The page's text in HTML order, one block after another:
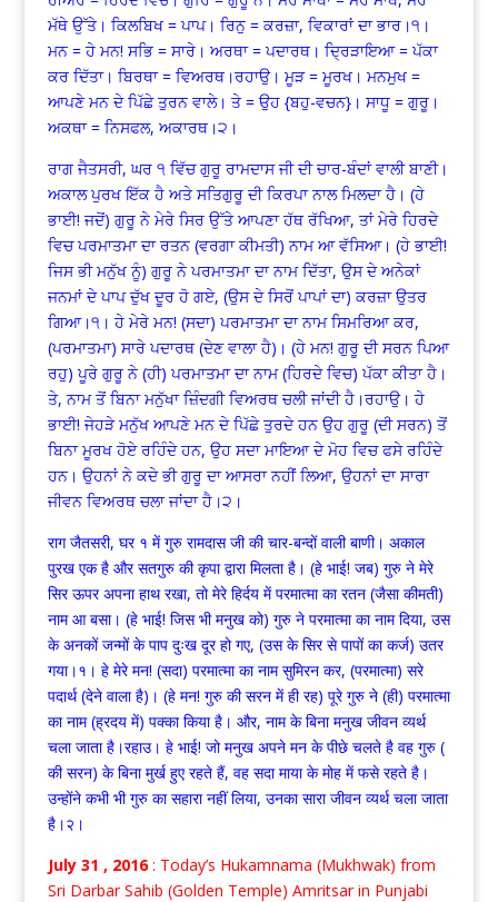
ਮੱਥੇ ਉੱਤੇ। ਕਿਲਬਿਖ = ਪਾਪ। ਰਿਨੁ = ਕਰਜ਼ਾ, ਵਿਕਾਰਾਂ ਦਾ ਭਾਰ।੧।
ਮਨ = ਹੇ ਮਨ! ਸਭਿ = ਸਾਰੇ। ਅਰਥਾ = ਪਦਾਰਥ। ਦ੍ਰਿੜਾਇਆ = ਪੱਕਾ
ਕਰ ਦਿੱਤਾ। ਬਿਰਥਾ = ਵਿਅਰਥ।ਰਹਾਉ। ਮੂੜ = ਮੂਰਖ। ਮਨਮੁਖ =
ਆਪਣੇ ਮਨ ਦੇ ਪਿੱਛੇ ਤੁਰਨ ਵਾਲੇ। ਤੇ = ਉਹ {ਬਹੁ-ਵਚਨ}। ਸਾਧੂ = ਗੁਰੂ।
ਅਕਥਾ = ਨਿਸਫਲ, ਅਕਾਰਥ।੨।
ਰਾਗ ਜੈਤਸਰੀ, ਘਰ ੧ ਵਿੱਚ ਗੁਰੂ ਰਾਮਦਾਸ ਜੀ ਦੀ ਚਾਰ-ਬੰਦਾਂ ਵਾਲੀ ਬਾਣੀ।
ਅਕਾਲ ਪੁਰਖ ਇੱਕ ਹੈ ਅਤੇ ਸਤਿਗੁਰੂ ਦੀ ਕਿਰਪਾ ਨਾਲ ਮਿਲਦਾ ਹੈ। (ਹੇ
ਭਾਈ! ਜਦੋਂ) ਗੁਰੂ ਨੇ ਮੇਰੇ ਸਿਰ ਉੱਤੇ ਆਪਣਾ ਹੱਥ ਰੱਖਿਆ, ਤਾਂ ਮੇਰੇ ਹਿਰਦੇ
ਵਿਚ ਪਰਮਾਤਮਾ ਦਾ ਰਤਨ (ਵਰਗਾ ਕੀਮਤੀ) ਨਾਮ ਆ ਵੱਸਿਆ। (ਹੇ ਭਾਈ!
ਜਿਸ ਭੀ ਮਨੁੱਖ ਨੂੰ) ਗੁਰੂ ਨੇ ਪਰਮਾਤਮਾ ਦਾ ਨਾਮ ਦਿੱਤਾ, ਉਸ ਦੇ ਅਨੇਕਾਂ
ਜਨਮਾਂ ਦੇ ਪਾਪ ਦੁੱਖ ਦੂਰ ਹੋ ਗਏ, (ਉਸ ਦੇ ਸਿਰੋਂ ਪਾਪਾਂ ਦਾ) ਕਰਜ਼ਾ ਉਤਰ
ਗਿਆ।੧। ਹੇ ਮੇਰੇ ਮਨ! (ਸਦਾ) ਪਰਮਾਤਮਾ ਦਾ ਨਾਮ ਸਿਮਰਿਆ ਕਰ,
(ਪਰਮਾਤਮਾ) ਸਾਰੇ ਪਦਾਰਥ (ਦੇਣ ਵਾਲਾ ਹੈ)। (ਹੇ ਮਨ! ਗੁਰੂ ਦੀ ਸਰਨ ਪਿਆ
ਰਹੁ) ਪੂਰੇ ਗੁਰੂ ਨੇ (ਹੀ) ਪਰਮਾਤਮਾ ਦਾ ਨਾਮ (ਹਿਰਦੇ ਵਿਚ) ਪੱਕਾ ਕੀਤਾ ਹੈ।
ਤੇ, ਨਾਮ ਤੋਂ ਬਿਨਾ ਮਨੁੱਖਾ ਜ਼ਿੰਦਗੀ ਵਿਅਰਥ ਚਲੀ ਜਾਂਦੀ ਹੈ।ਰਹਾਉ। ਹੇ
ਭਾਈ! ਜੇਹੜੇ ਮਨੁੱਖ ਆਪਣੇ ਮਨ ਦੇ ਪਿੱਛੇ ਤੁਰਦੇ ਹਨ ਉਹ ਗੁਰੂ (ਦੀ ਸਰਨ) ਤੋਂ
ਬਿਨਾ ਮੂਰਖ ਹੋਏ ਰਹਿੰਦੇ ਹਨ, ਉਹ ਸਦਾ ਮਾਇਆ ਦੇ ਮੋਹ ਵਿਚ ਫਸੇ ਰਹਿੰਦੇ
ਹਨ। ਉਹਨਾਂ ਨੇ ਕਦੇ ਭੀ ਗੁਰੂ ਦਾ ਆਸਰਾ ਨਹੀਂ ਲਿਆ, ਉਹਨਾਂ ਦਾ ਸਾਰਾ
ਜੀਵਨ ਵਿਅਰਥ ਚਲਾ ਜਾਂਦਾ ਹੈ।੨।
राग जैतसरी, घर १ में गुरु रामदास जी की चार-बन्दों वाली बाणी। अकाल
पुरख एक है और सतगुरु की कृपा द्वारा मिलता है। (हे भाई! जब) गुरु ने मेरे
सिर ऊपर अपना हाथ रखा, तो मेरे हिर्दय में परमात्मा का रतन (जैसा कीमती)
नाम आ बसा। (हे भाई! जिस भी मनुख को) गुरु ने परमात्मा का नाम दिया, उस
के अनकों जन्मों के पाप दुःख दूर हो गए, (उस के सिर से पापों का कर्ज) उतर
गया।१। हे मेरे मन! (सदा) परमात्मा का नाम सुमिरन कर, (परमात्मा) सरे
पदार्थ (देने वाला है)। (हे मन! गुरु की सरन में ही रह) पूरे गुरु ने (ही) परमात्मा
का नाम (ह्रदय में) पक्का किया है। और, नाम के बिना मनुख जीवन व्यर्थ
चला जाता है।रहाउ। हे भाई! जो मनुख अपने मन के पीछे चलते है वह गुरु (
की सरन) के बिना मुर्ख हुए रहते हैं, वह सदा माया के मोह में फसे रहते है।
उन्होंने कभी भी गुरु का सहारा नहीं लिया, उनका सारा जीवन व्यर्थ चला जाता
है।२।
July 31 , 2016: Today’s Hukamnama (Mukhwak) from
Sri Darbar Sahib (Golden Temple) Amritsar in Punjabi